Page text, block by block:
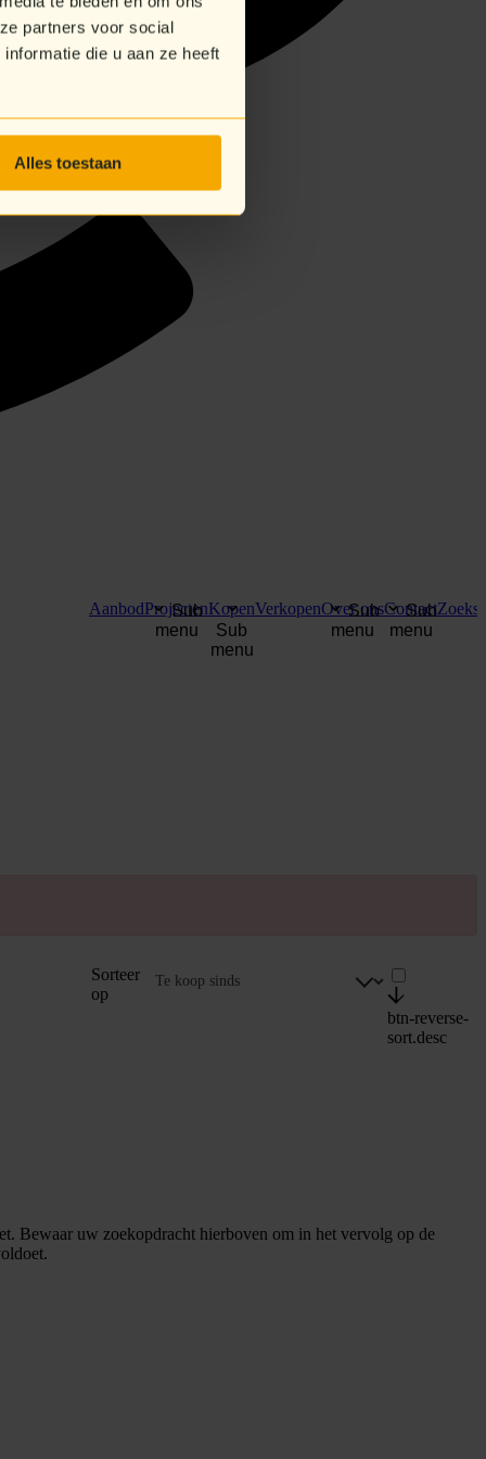
partners voor social
die u aan ze heeft
Alles toestaan
AanbodProjecten
Sub
menu
Kopen
Sub
menu
VerkopenOver ons
Sub
menu
Contact
Sub
menu
Sorteer
op
btn-reverse-
sort.desc
Bewaar uw zoekopdracht hierboven om in het vervolg op de